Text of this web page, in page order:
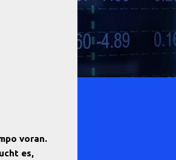
voran.
es,